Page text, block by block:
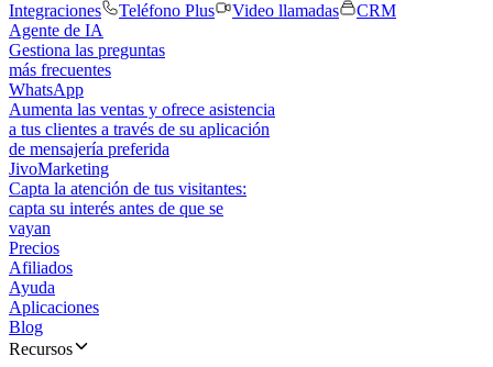
Integraciones
Teléfono Plus Video llamadas
CRM
Agente de IA
Gestiona las preguntas
más frecuentes
WhatsApp
Aumenta las ventas y ofrece asistencia
a tus clientes a través de su aplicación
de mensajería preferida
JivoMarketing
Capta la atención de tus visitantes:
capta su interés antes de que se
vayan
Precios
Afiliados
Ayuda
Aplicaciones
Blog
Recursos